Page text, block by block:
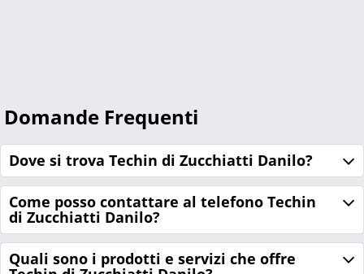
Domande Frequenti
Dove si trova Techin di Zucchiatti Danilo?
Come posso contattare al telefono Techin
di Zucchiatti Danilo?
Quali sono i prodotti e servizi che offre